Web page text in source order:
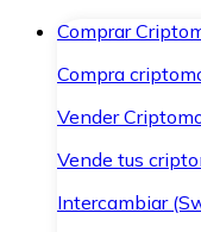
Comprar
Compra
Vender
Vende tus
Intercambiar